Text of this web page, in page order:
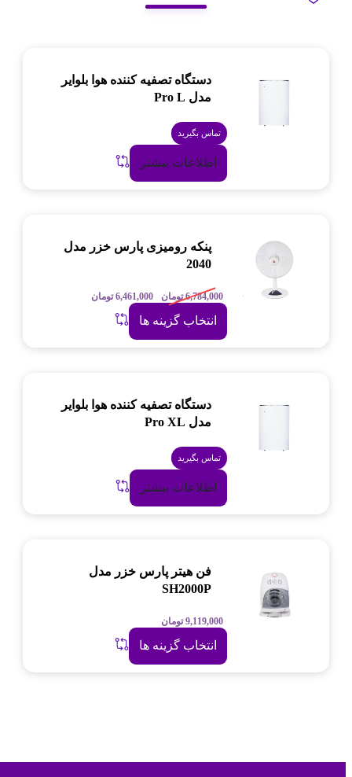
دستگاه تصفیه کننده هوا بلوایر
مدل Pro L
تماس بگیرید
اطلاعات بیشتر
پنکه رومیزی پارس خزر مدل
2040
6,784,000 تومان 6,461,000 تومان
انتخاب گزینه ها
دستگاه تصفیه کننده هوا بلوایر
مدل Pro XL
تماس بگیرید
اطلاعات بیشتر
فن هیتر پارس خزر مدل
SH2000P
9,119,000 تومان
انتخاب گزینه ها